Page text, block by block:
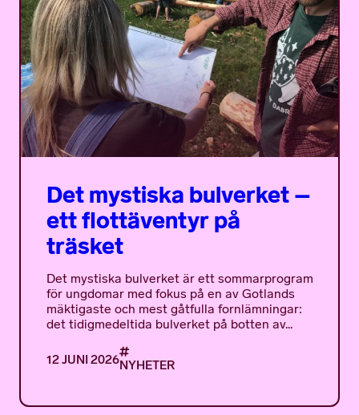
Det mystiska bulverket –
ett flottäventyr på
träsket
Det mystiska bulverket är ett sommarprogram
för ungdomar med fokus på en av Gotlands
mäktigaste och mest gåtfulla fornlämningar:
det tidigmedeltida bulverket på botten av...
12 JUNI 2026NYHETER